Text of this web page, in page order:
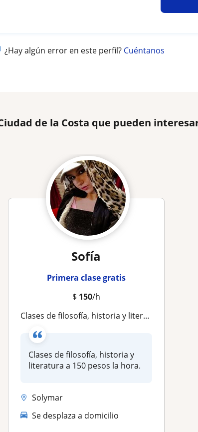
¿Hay algún error en este perfil? Cuéntanos
de la Costa que pueden
Sofía
Primera clase gratis
$ 150/h
Clases de filosofía, historia y literatura a 150 pesos la hora
Clases de filosofía, historia y
literatura a 150 pesos la hora.
Solymar
Se desplaza a domicilio